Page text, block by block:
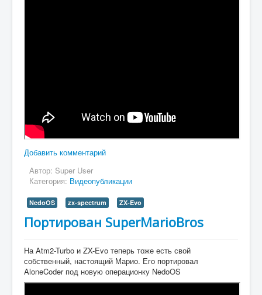
Добавить комментарий
Автор: Super User
Категория: Видеопубликации
NedoOS zx-spectrum ZX-Evo
Портирован SuperMarioBros
На Atm2-Turbo и ZX-Evo теперь тоже есть свой
собственный, настоящий Марио. Его портировал
AloneCoder под новую операционку NedoOS